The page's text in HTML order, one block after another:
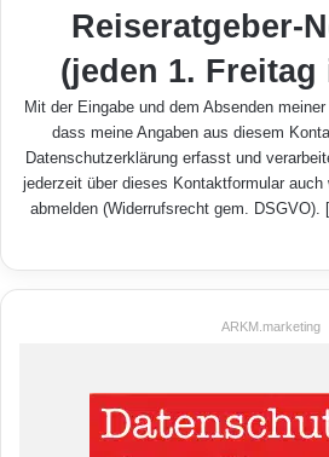
Reiseratgeber-
(jeden 1. Freitag
Mit der Eingabe und dem Absenden
dass meine Angaben aus diesem
Datenschutzerklärung erfasst und
jederzeit über dieses Kontaktformular auch
abmelden (Widerrufsrecht gem. DSGVO).
ARKM.marketing